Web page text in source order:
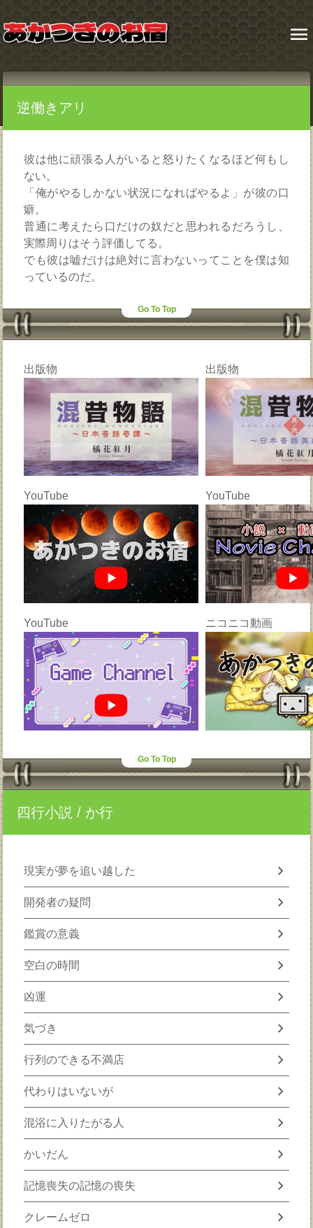
menu
逆働きアリ
彼は他に頑張る人がいると怒りたくなるほど何もし
ない。
「俺がやるしかない状況になればやるよ」が彼の口
癖。
普通に考えたら口だけの奴だと思われるだろうし、
実際周りはそう評価してる。
でも彼は嘘だけは絶対に言わないってことを僕は知
っているのだ。
Go To Top
出版物 出版物
YouTube YouTube
YouTube ニコニコ動画
Go To Top
四行小説 / か行
現実が夢を追い越した chevron_right
開発者の疑問 chevron_right
鑑賞の意義 chevron_right
空白の時間 chevron_right
凶運 chevron_right
気づき chevron_right
行列のできる不満店 chevron_right
代わりはいないが chevron_right
混浴に入りたがる人 chevron_right
かいだん chevron_right
記憶喪失の記憶の喪失 chevron_right
クレームゼロ chevron_right